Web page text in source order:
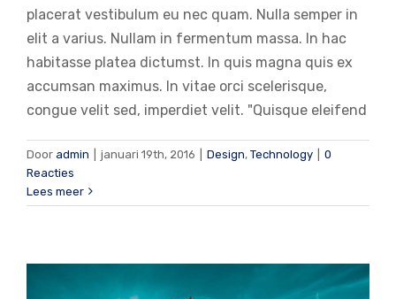
placerat vestibulum eu nec quam. Nulla semper in
elit a varius. Nullam in fermentum massa. In hac
habitasse platea dictumst. In quis magna quis ex
accumsan maximus. In vitae orci scelerisque,
congue velit sed, imperdiet velit. "Quisque eleifend
Door admin januari 19th, 2016 Design, Technology
0
Reacties
Lees meer
Sed placerat velit ante feugiat